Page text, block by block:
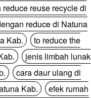
reduce reuse recycle di
reduce di Natuna
Kab.
to reduce the
jenis limbah lunak
cara daur ulang di
Kab.
efek rumah